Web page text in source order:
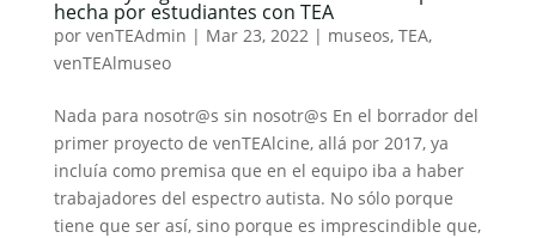
hecha por estudiantes con TEA
por venTEAdmin | Mar 23, 2022| museos, TEA,
venTEAlmuseo
Nada para nosotr@s sin nosotr@s En el borrador del
primer proyecto de venTEAlcine, allá por 2017, ya
incluía como premisa que en el equipo iba a haber
trabajadores del espectro autista. No sólo porque
tiene que ser así, sino porque es imprescindible que,